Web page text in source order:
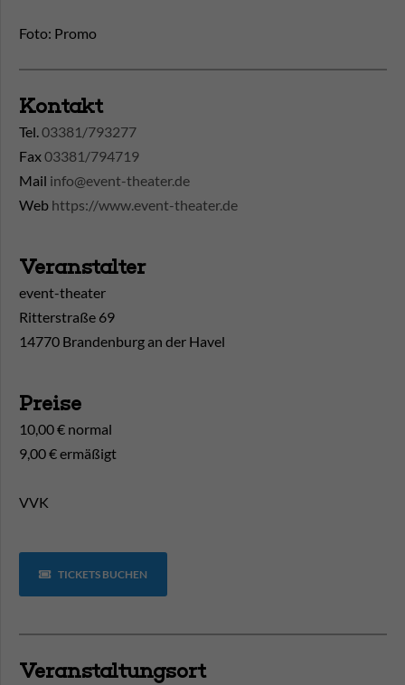
Foto: Promo
Kontakt
Tel.03381/793277
Fax03381/794719
Mail info@event-theater.de
Web https://www.event-theater.de
Veranstalter
event-theater
Ritterstraße 69
14770 Brandenburg an der Havel
Preise
10,00 € normal
9,00 € ermäßigt
VVK
TICKETS BUCHEN
Veranstaltungsort